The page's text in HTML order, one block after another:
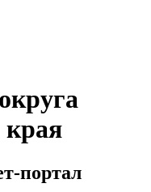
края
портал